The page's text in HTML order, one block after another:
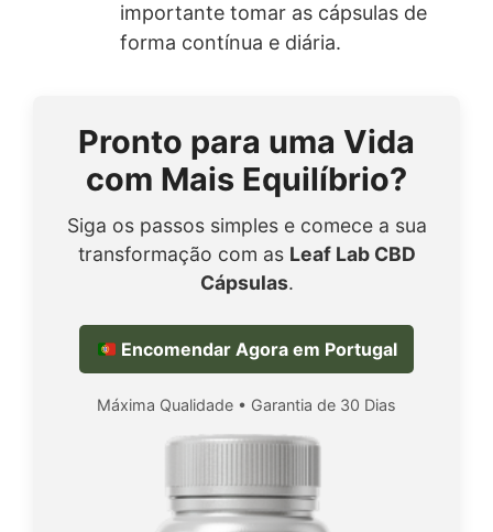
importante tomar as cápsulas de
forma contínua e diária.
Pronto para uma Vida
com Mais Equilíbrio?
Siga os passos simples e comece a sua
transformação com as Leaf Lab CBD
Cápsulas.
Encomendar Agora em Portugal
Máxima Qualidade • Garantia de 30 Dias